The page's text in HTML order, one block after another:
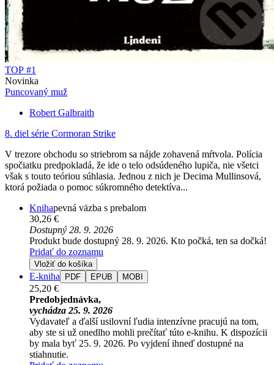
TOP #1
Novinka
Puncovaný muž
Robert Galbraith
8. diel série Cormoran Strike
V trezore obchodu so striebrom sa nájde zohavená mŕtvola. Polícia
spočiatku predpokladá, že ide o telo odsúdeného lupiča, nie všetci
však s touto teóriou súhlasia. Jednou z nich je Decima Mullinsová,
ktorá požiada o pomoc súkromného detektíva...
Knihapevná väzba s prebalom
30,26 €
Dostupný 28. 9. 2026
Produkt bude dostupný 28. 9. 2026. Kto počká, ten sa dočká!
Pridať do zoznamu
Vložiť do košíka
E-kniha PDF EPUB MOBI
25,20 €
Predobjednávka,
vychádza 25. 9. 2026
Vydavateľ a ďalší usilovní ľudia intenzívne pracujú na tom,
aby ste si už onedlho mohli prečítať túto e-knihu. K dispozícii
by mala byť 25. 9. 2026. Po vyjdení ihneď dostupné na
stiahnutie.